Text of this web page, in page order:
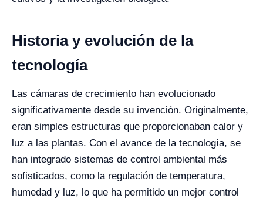
Historia y evolución de la
tecnología
Las cámaras de crecimiento han evolucionado
significativamente desde su invención. Originalmente,
eran simples estructuras que proporcionaban calor y
luz a las plantas. Con el avance de la tecnología, se
han integrado sistemas de control ambiental más
sofisticados, como la regulación de temperatura,
humedad y luz, lo que ha permitido un mejor control